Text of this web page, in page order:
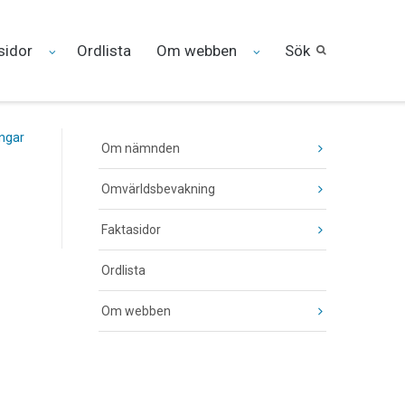
Ordlista Om webben Sök
Om nämnden
Omvärldsbevakning
Faktasidor
Ordlista
Om webben